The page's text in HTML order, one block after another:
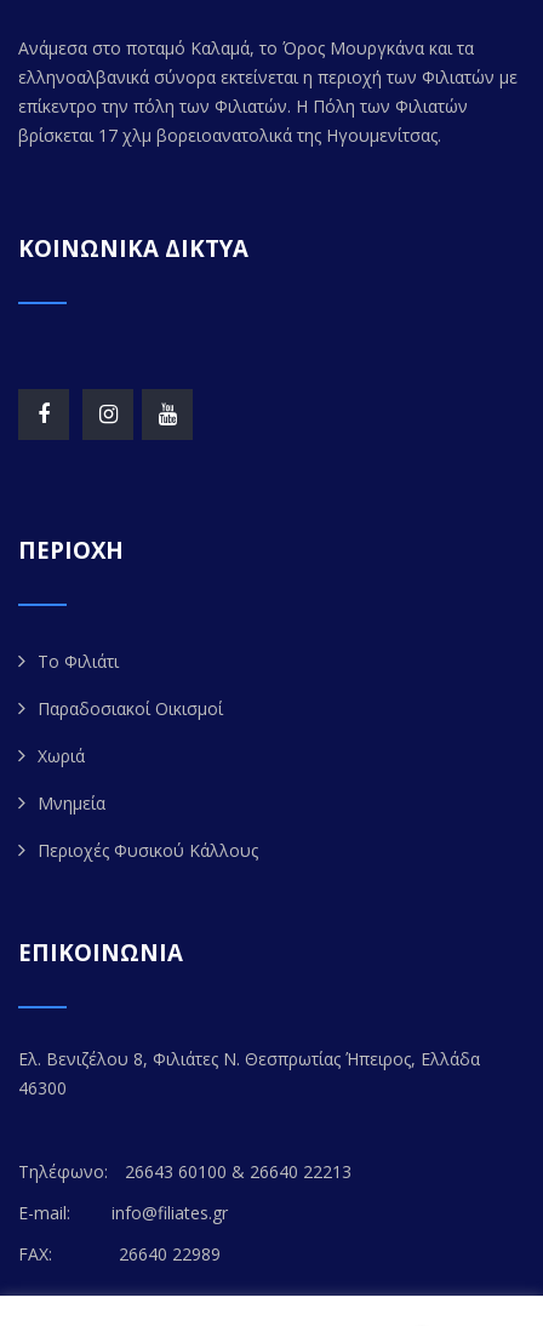
Ανάμεσα στο ποταμό Καλαμά, το Όρος Μουργκάνα και τα
ελληνοαλβανικά σύνορα εκτείνεται η περιοχή των Φιλιατών με
επίκεντρο την πόλη των Φιλιατών. Η Πόλη των Φιλιατών
βρίσκεται 17 χλμ βορειοανατολικά της Ηγουμενίτσας.
ΚΟΙΝΩΝΙΚΑ ΔΙΚΤΥΑ
ΠΕΡΙΟΧΗ
Το Φιλιάτι
Παραδοσιακοί Οικισμοί
Χωριά
Μνημεία
Περιοχές Φυσικού Κάλλους
ΕΠΙΚΟΙΝΩΝΙΑ
Ελ. Βενιζέλου 8, Φιλιάτες Ν. Θεσπρωτίας Ήπειρος, Ελλάδα
46300
Τηλέφωνο:
26643 60100 & 26640 22213
E-mail:
info@filiates.gr
FAX:
26640 22989